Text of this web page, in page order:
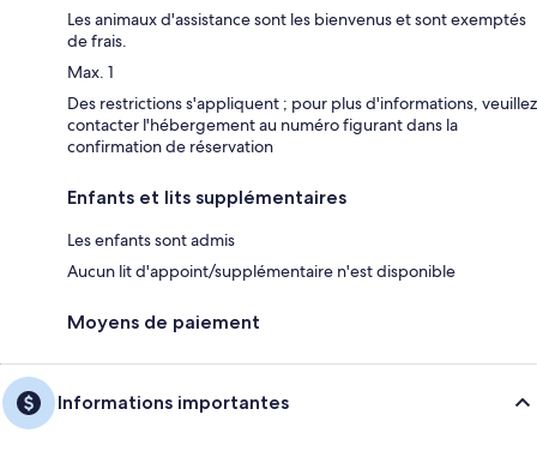
Les animaux d'assistance sont les bienvenus et sont exemptés
de frais.
Max. 1
Des restrictions s'appliquent ; pour plus d'informations, veuillez
contacter l'hébergement au numéro figurant dans la
confirmation de réservation
Enfants et lits supplémentaires
Les enfants sont admis
Aucun lit d'appoint/supplémentaire n'est disponible
Moyens de paiement
Informations importantes